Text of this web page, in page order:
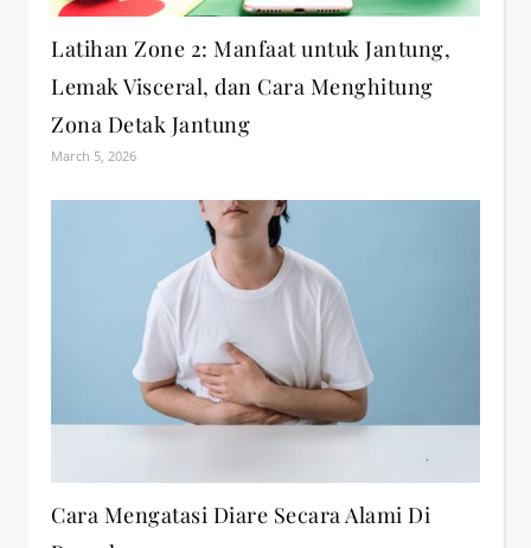
Latihan Zone 2: Manfaat untuk Jantung,
Lemak Visceral, dan Cara Menghitung
Zona Detak Jantung
March 5, 2026
Cara Mengatasi Diare Secara Alami Di